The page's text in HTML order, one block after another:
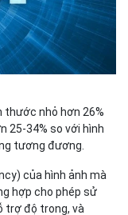
thước nhỏ hơn 26%
25-34% so với hình
tương đương.
của hình ảnh mà
hợp cho phép sử
trợ độ trong, và